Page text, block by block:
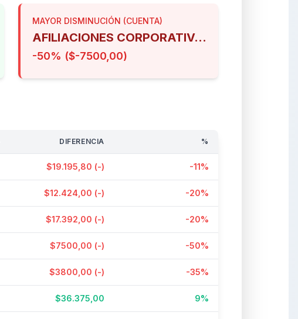
MAYOR DISMINUCIÓN (CUENTA)
AFILIACIONES CORPORATIVAS
-50% ($-7500,00)
DIFERENCIA %
$19.195,80 (-) -11%
$12.424,00 (-) -20%
$17.392,00 (-) -20%
$7500,00 (-) -50%
$3800,00 (-) -35%
$36.375,00 9%